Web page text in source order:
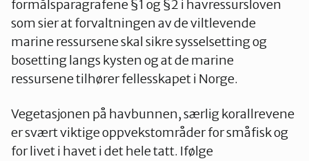
formålsparagrafene §1 og §2 i havressursloven
som sier at forvaltningen av de viltlevende
marine ressursene skal sikre sysselsetting og
bosetting langs kysten og at de marine
ressursene tilhører fellesskapet i Norge.
Vegetasjonen på havbunnen, særlig korallrevene
er svært viktige oppvekstområder for småfisk og
for livet i havet i det hele tatt. Ifølge